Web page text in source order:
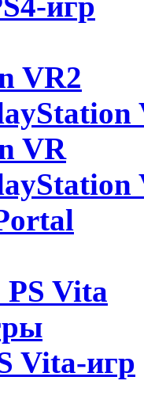
VR2
VR
PS Vita
Vita-игр